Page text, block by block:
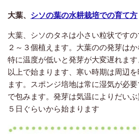
大葉、 シソの葉の水耕栽培での育て方
大葉、シソのタネは小さい粒状です
２～３個植えます。 大葉のの発芽はか
特に温度が低いと発芽が大変遅れます
以上で始まります、寒い時期は周辺
ます。
スポンジ培地は常に湿気が必
で包みます。 発芽は気温によりだい
５日ぐらいから始まります